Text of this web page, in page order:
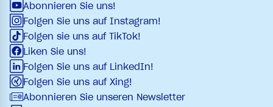
Abonnieren Sie uns!
Folgen Sie uns auf Instagram!
Folgen sie uns auf TikTok!
Liken Sie uns!
Folgen Sie uns auf LinkedIn!
Folgen Sie uns auf Xing!
Abonnieren Sie unseren Newsletter